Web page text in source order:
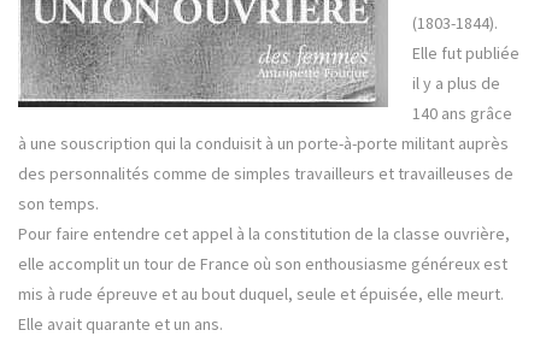
(1803-1844).
Elle fut publiée
il y a plus de
140 ans grâce
à une souscription qui la conduisit à un porte-à-porte militant auprès
des personnalités comme de simples travailleurs et travailleuses de
son temps.
Pour faire entendre cet appel à la constitution de la classe ouvrière,
elle accomplit un tour de France où son enthousiasme généreux est
mis à rude épreuve et au bout duquel, seule et épuisée, elle meurt.
Elle avait quarante et un ans.